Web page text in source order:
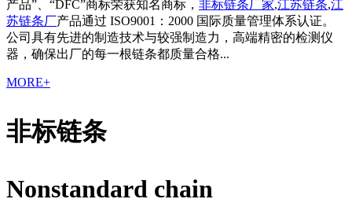
产品”、“DFC”商标荣获知名商标， 非标链条厂家,江苏链条,江
苏链条厂产品通过 ISO9001：2000 国际质量管理体系认证。
公司具有先进的制造技术与较强制造力，高端精密的检测仪
器，确保出厂的每一根链条都质量合格...
MORE+
非标链条
Nonstandard chain